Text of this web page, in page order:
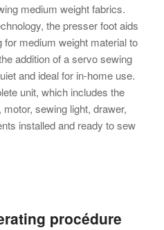
medium weight fabrics.
the presser foot aids
for medium weight material to
addition of a servo sewing
and ideal for in-home use.
unit, which includes the
sewing light, drawer,
installed and ready to sew
procédure